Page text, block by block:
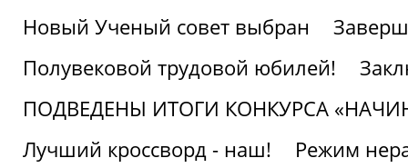
Новый Ученый совет выбран
Полувековой трудовой юбилей!
ПОДВЕДЕНЫ ИТОГИ КОНКУРСА
Лучший кроссворд - наш!
Режим